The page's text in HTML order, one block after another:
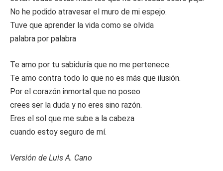
No he podido atravesar el muro de mi espejo.
Tuve que aprender la vida como se olvida
palabra por palabra
Te amo por tu sabiduría que no me pertenece.
Te amo contra todo lo que no es más que ilusión.
Por el corazón inmortal que no poseo
crees ser la duda y no eres sino razón.
Eres el sol que me sube a la cabeza
cuando estoy seguro de mí.
Versión de Luis A. Cano